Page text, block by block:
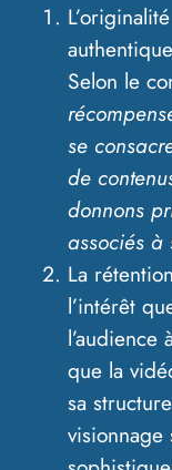
Selon le
se
de
donnons
associés à
La
l’intérêt
que la
sa